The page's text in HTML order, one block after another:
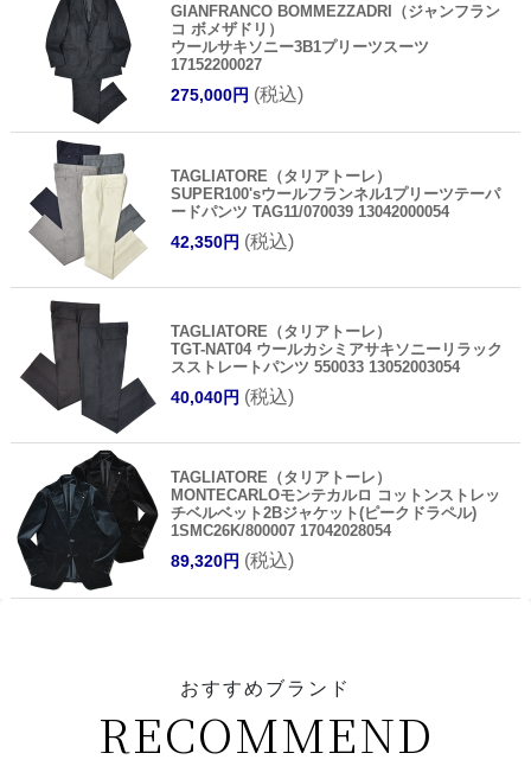
GIANFRANCO BOMMEZZADRI（ジャンフラン
コ ボメザドリ）
ウールサキソニー3B1プリーツスーツ
17152200027
275,000円 (税込)
TAGLIATORE（タリアトーレ）
SUPER100'sウールフランネル1プリーツテーパ
ードパンツ TAG11/070039 13042000054
42,350円 (税込)
TAGLIATORE（タリアトーレ）
TGT-NAT04 ウールカシミアサキソニーリラック
スストレートパンツ 550033 13052003054
40,040円 (税込)
TAGLIATORE（タリアトーレ）
MONTECARLOモンテカルロ コットンストレッ
チベルベット2Bジャケット(ピークドラペル)
1SMC26K/800007 17042028054
89,320円 (税込)
おすすめブランド
RECOMMEND